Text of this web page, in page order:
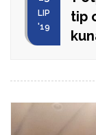
LIP
'19
tip